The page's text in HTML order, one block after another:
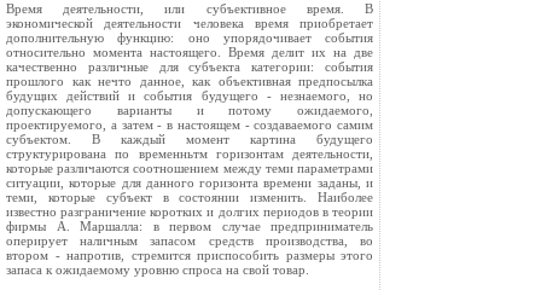
Время деятельности, или субъективное время. В
экономической деятельности человека время приобретает
дополнительную функцию: оно упорядочивает события
относительно момента настоящего. Время делит их на две
качественно различные для субъекта категории: события
прошлого как нечто данное, как объективная предпосылка
будущих действий и события будущего - незнаемого, но
допускающего варианты и потому ожидаемого,
проектируемого, а затем - в настоящем - создаваемого самим
субъектом. В каждый момент картина будущего
структурирована по временньтм горизонтам деятельности,
которые различаются соотношением между теми параметрами
ситуации, которые для данного горизонта времени заданы, и
теми, которые субъект в состоянии изменить. Наиболее
известно разграничение коротких и долгих периодов в теории
фирмы А. Маршалла: в первом случае предприниматель
оперирует наличным запасом средств производства, во
втором - напротив, стремится приспособить размеры этого
запаса к ожидаемому уровню спроса на свой товар.